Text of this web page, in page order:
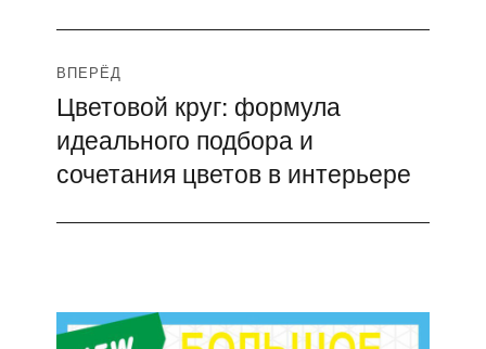
ВПЕРЁД
Следующая
запись:
Цветовой круг: формула
идеального подбора и
сочетания цветов в интерьере